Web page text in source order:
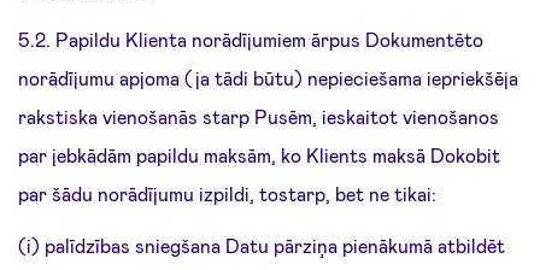
5.2. Papildu Klienta norādījumiem ārpus Dokumentēto
norādījumu apjoma (ja tādi būtu) nepieciešama iepriekšēja
rakstiska vienošanās starp Pusēm, ieskaitot vienošanos
par jebkādām papildu maksām, ko Klients maksā Dokobit
par šādu norādījumu izpildi, tostarp, bet ne tikai:
(i) palīdzības sniegšana Datu pārziņa pienākumā atbildēt